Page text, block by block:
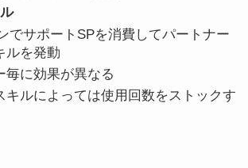
でサポートSPを消費してパートナー
ルを発動
毎に効果が異なる
キルによっては使用回数をストックす